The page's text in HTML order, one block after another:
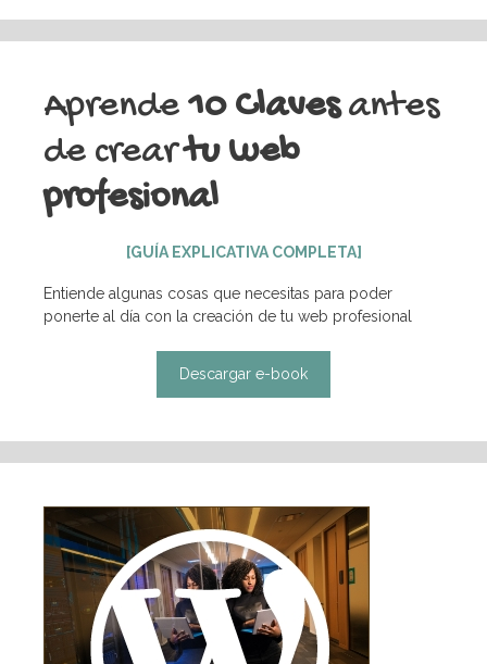
Aprende10 Clavesantes
de creartu web
profesional
[GUÍA EXPLICATIVA COMPLETA]
Entiende algunas cosas que necesitas para poder
ponerte al día con la creación de tu web profesional
Descargar e-book